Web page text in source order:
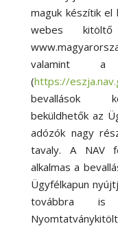
maguk készítik el
webes
valamint a
(https://
bevallások
beküldhetők az
adózók nagy
tavaly. A NAV
alkalmas a
Ügyfélkapun
továbbra is